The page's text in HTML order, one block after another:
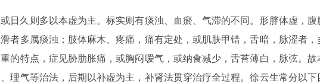
日久则多以本虚为主。标实则有痰浊、血瘀、气滞的不同。形胖体虚，腹
者多属痰浊；肢体麻木、疼痛，痛有定处，或肌肤甲错，舌暗，脉涩者，
的特点，症见胁肋胀痛，或胸闷嗳气，或纳食减少，舌苔薄白，脉弦。故
理气等治法，后期以补虚为主，补肾法贯穿治疗全过程。徐云生常分以下